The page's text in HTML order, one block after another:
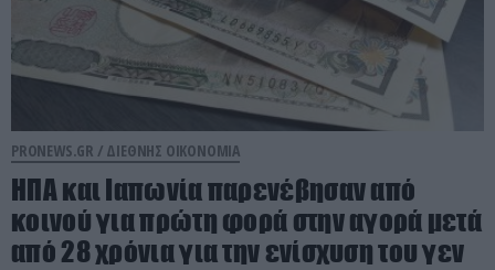
PRONEWS.GR / ΔΙΕΘΝΗΣ ΟΙΚΟΝΟΜΙΑ
ΗΠΑ και Ιαπωνία παρενέβησαν από
κοινού για πρώτη φορά στην αγορά μετά
από 28 χρόνια για την ενίσχυση του γεν